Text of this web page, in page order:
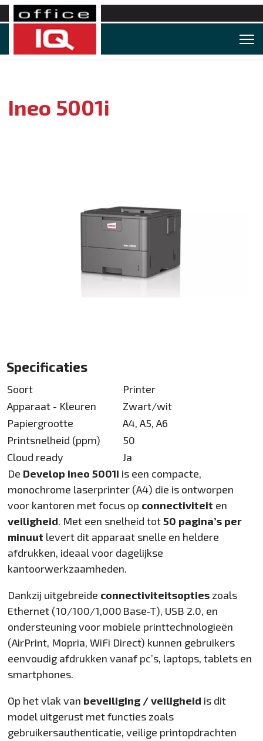
Ineo 5001i
Specificaties
Soort
Printer
Apparaat - Kleuren
Zwart/wit
Papiergrootte
A4, A5, A6
Printsnelheid (ppm)
50
Cloud ready
Ja
De Develop ineo 5001i is een compacte,
monochrome laserprinter (A4) die is ontworpen
voor kantoren met focus op connectiviteit en
veiligheid. Met een snelheid tot50 pagina’s per
minuut levert dit apparaat snelle en heldere
afdrukken, ideaal voor dagelijkse
kantoorwerkzaamheden.
Dankzij uitgebreide connectiviteitsopties zoals
Ethernet (10/100/1,000 Base‑T), USB 2.0, en
ondersteuning voor mobiele printtechnologieën
(AirPrint, Mopria, WiFi Direct) kunnen gebruikers
eenvoudig afdrukken vanaf pc’s, laptops, tablets en
smartphones.
Op het vlak van beveiliging / veiligheid is dit
model uitgerust met functies zoals
gebruikersauthenticatie, veilige printopdrachten